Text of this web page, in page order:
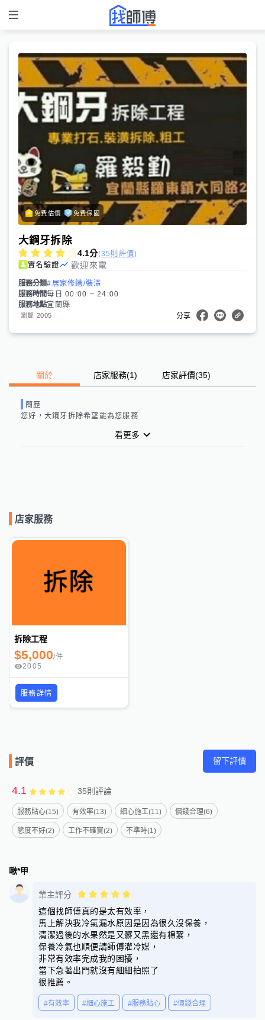
免費估價 免費保固
大鋼牙拆除
4.1分(35則評價)
實名驗證
歡迎來電
服務分類#居家修繕/裝潢
服務時間每日 00:00 ~ 24:00
服務地點宜蘭縣
瀏覽 2005 分享
關於 店家服務(1) 店家評價(35)
簡歷
您好，大鋼牙拆除希望能為您服務
看更多
店家服務
拆除工程
$5,000/件
2005
服務詳情
評價 留下評價
4.1 35則評論
服務貼心(15) 有效率(13) 細心施工(11) 價錢合理(6)
態度不好(2) 工作不確實(2) 不準時(1)
啾*甲
業主評分
這個找師傅真的是太有效率，
馬上解決我冷氣漏水原因是因為很久沒保養，
清潔過後的水果然是又髒又黑還有棉絮，
保養冷氣也順便請師傅灌冷媒，
非常有效率完成我的困擾，
當下急著出門就沒有細細拍照了
很推薦。
#有效率 #細心施工 #服務貼心 #價錢合理